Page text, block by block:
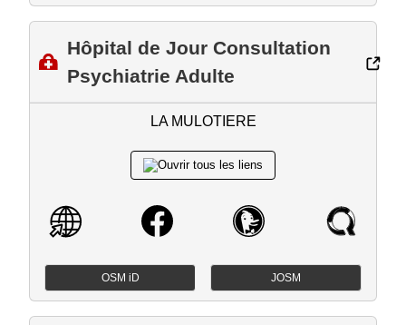
Hôpital de Jour Consultation
Psychiatrie Adulte
LA MULOTIERE
OSM iD JOSM